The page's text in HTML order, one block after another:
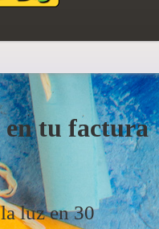
en tu factura
luz en 30